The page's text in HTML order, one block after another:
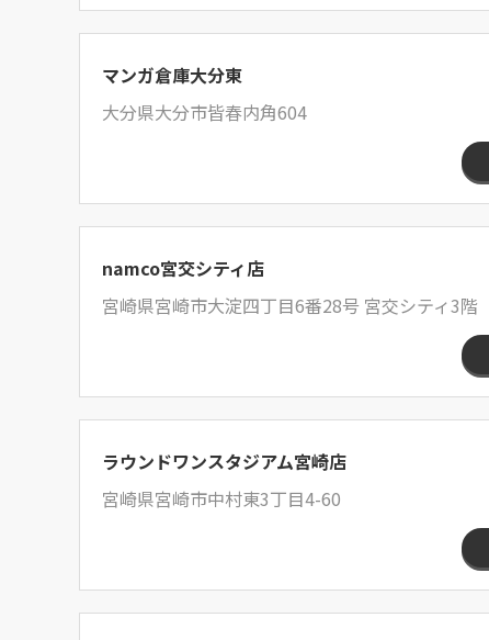
マンガ倉庫大分東
大分県大分市皆春内角604
namco宮交シティ店
宮崎県宮崎市大淀四丁目6番28号 宮交シティ3階
ラウンドワンスタジアム宮崎店
宮崎県宮崎市中村東3丁目4-60